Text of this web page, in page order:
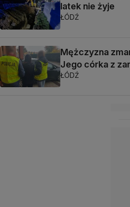
latek nie żyje
ŁÓDŹ
Mężczyzna
Jego córka z
ŁÓDŹ